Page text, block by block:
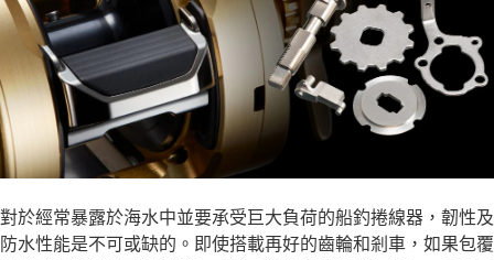
對於經常暴露於海水中並要承受巨大負荷的船釣捲線器，韌性及
防水性能是不可或缺的。即使搭載再好的齒輪和剎車，如果包覆